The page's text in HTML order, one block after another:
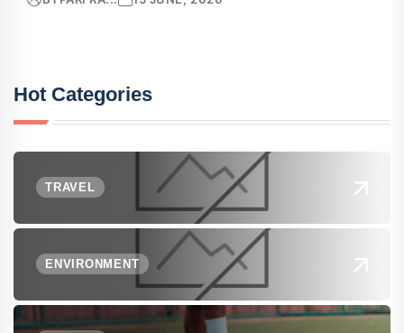
Hot Categories
TRAVEL
ENVIRONMENT